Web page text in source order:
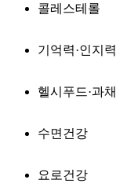
콜레스테롤
기억력·인지력
헬시푸드·과채
수면건강
요로건강